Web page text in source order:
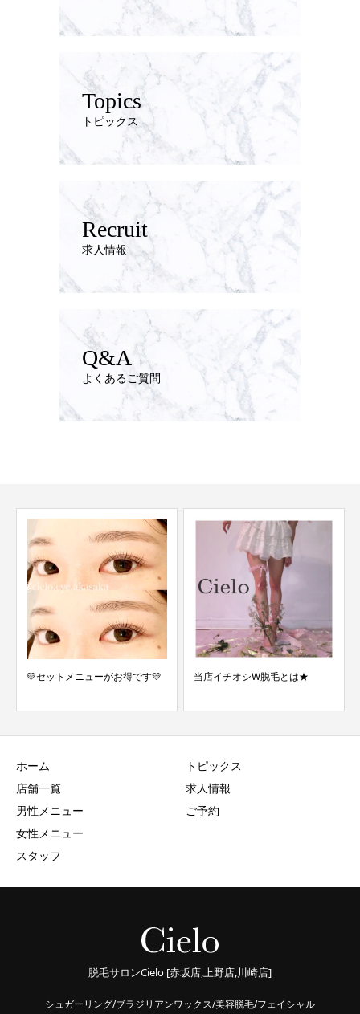
Topics
トピックス
Recruit
求人情報
Q&A
よくあるご質問
💛セットメニューがお得です💛 当店イチオシW脱毛とは★
ホーム
店舗一覧
男性メニュー
女性メニュー
スタッフ
トピックス
求人情報
ご予約
脱毛サロンCielo [赤坂店,上野店,川崎店]
シュガーリング/ブラジリアンワックス/美容脱毛/フェイシャル